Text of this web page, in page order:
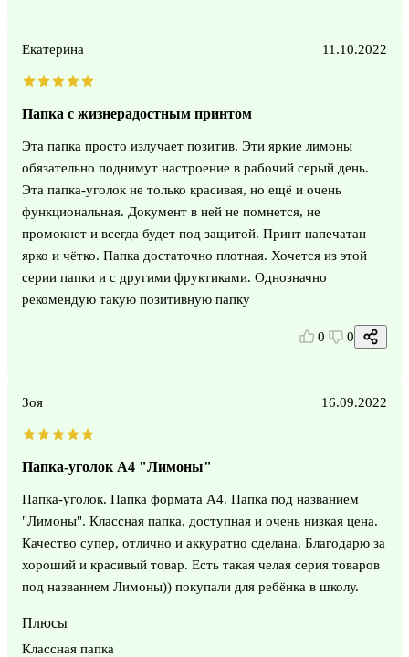
Екатерина 11.10.2022
Папка с жизнерадостным принтом
Эта папка просто излучает позитив. Эти яркие лимоны
обязательно поднимут настроение в рабочий серый день.
Эта папка-уголок не только красивая, но ещё и очень
функциональная. Документ в ней не помнется, не
промокнет и всегда будет под защитой. Принт напечатан
ярко и чётко. Папка достаточно плотная. Хочется из этой
серии папки и с другими фруктиками. Однозначно
рекомендую такую позитивную папку
0 0
Зоя 16.09.2022
Папка-уголок А4 "Лимоны"
Папка-уголок. Папка формата А4. Папка под названием
"Лимоны". Классная папка, доступная и очень низкая цена.
Качество супер, отлично и аккуратно сделана. Благодарю за
хороший и красивый товар. Есть такая челая серия товаров
под названием Лимоны)) покупали для ребёнка в школу.
Плюсы
Классная папка